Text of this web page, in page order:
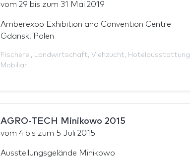
vom 29 bis zum 31 Mai 2019
Amberexpo Exhibition and Convention Centre
Gdansk, Polen
Fischerei, Landwirtschaft, Viehzucht, Hotelausstattung
Mobiliar
AGRO-TECH Minikowo 2015
vom 4bis zum 5 Juli 2015
Ausstellungsgelände Minikowo